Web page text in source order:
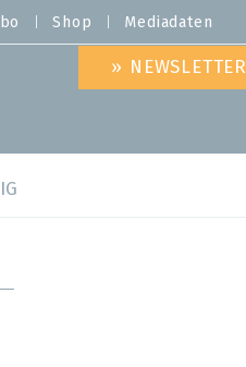
Shop Mediadaten
» NEWSLETTER